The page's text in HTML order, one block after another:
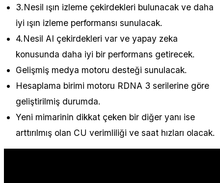
3.Nesil ışın izleme çekirdekleri bulunacak ve daha
iyi ışın izleme performansı sunulacak.
4.Nesil AI çekirdekleri var ve yapay zeka
konusunda daha iyi bir performans getirecek.
Gelişmiş medya motoru desteği sunulacak.
Hesaplama birimi motoru RDNA 3 serilerine göre
geliştirilmiş durumda.
Yeni mimarinin dikkat çeken bir diğer yanı ise
arttırılmış olan CU verimliliği ve saat hızları olacak.